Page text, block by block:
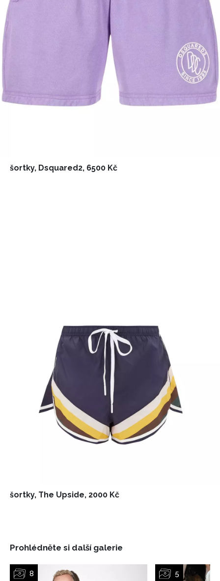
NEWSLETTER
ODESLAT
Přihlášením k newsletteru souhlasíte sObchodními
podmínkami společnosti BurdaMedia Extra s.r.o.
vyhodnocení akce a zasílání novinek.
šortky, Dsquared2, 6500 Kč
šortky, The Upside, 2000 Kč
Prohlédněte si další galerie